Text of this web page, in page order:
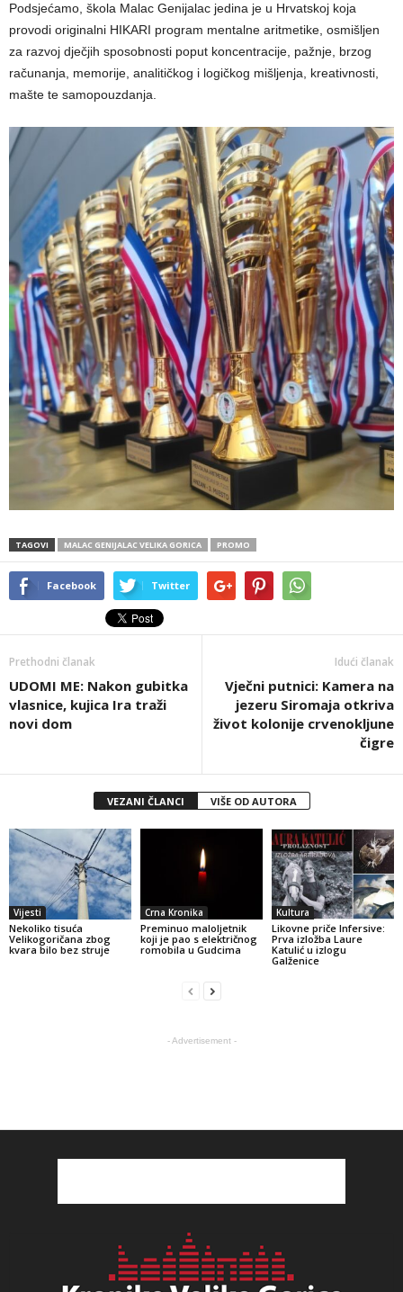
Podsjećamo, škola Malac Genijalac jedina je u Hrvatskoj koja
provodi originalni HIKARI program mentalne aritmetike, osmišljen
za razvoj dječjih sposobnosti poput koncentracije, pažnje, brzog
računanja, memorije, analitičkog i logičkog mišljenja, kreativnosti,
mašte te samopouzdanja.
TAGOVI MALAC GENIJALAC VELIKA GORICA PROMO
Facebook Twitter
Prethodni članak
UDOMI ME: Nakon gubitka
vlasnice, kujica Ira traži
novi dom
Idući članak
Vječni putnici: Kamera na
jezeru Siromaja otkriva
život kolonije crvenokljune
čigre
VEZANI ČLANCI VIŠE OD AUTORA
Vijesti
Nekoliko tisuća
Velikogoričana zbog
kvara bilo bez struje
Crna Kronika
Preminuo maloljetnik
koji je pao s električnog
romobila u Gudcima
Kultura
Likovne priče Infersive:
Prva izložba Laure
Katulić u izlogu
Galženice
- Advertisement -